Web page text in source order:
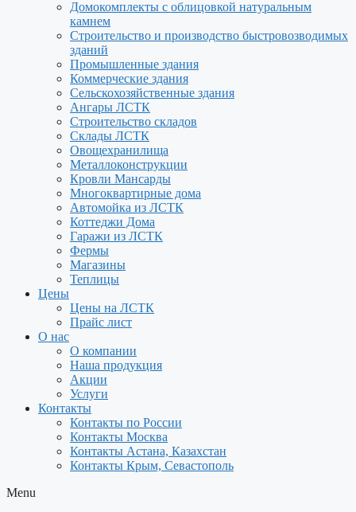
Домокомплекты с облицовкой натуральным
камнем
Строительство и производство быстровозводимых
зданий
Промышленные здания
Коммерческие здания
Сельскохозяйственные здания
Ангары ЛСТК
Строительство складов
Склады ЛСТК
Овощехранилища
Металлоконструкции
Кровли Мансарды
Многоквартирные дома
Автомойка из ЛСТК
Коттеджи Дома
Гаражи из ЛСТК
Фермы
Магазины
Теплицы
Цены
Цены на ЛСТК
Прайс лист
О нас
О компании
Наша продукция
Акции
Услуги
Контакты
Контакты по России
Контакты Москва
Контакты Астана, Казахстан
Контакты Крым, Севастополь
Menu